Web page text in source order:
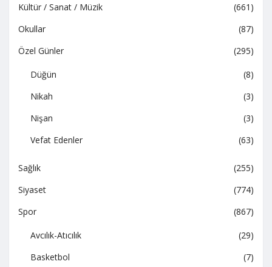
Kültür / Sanat / Müzik
(661)
Okullar
(87)
Özel Günler
(295)
Düğün
(8)
Nikah
(3)
Nişan
(3)
Vefat Edenler
(63)
Sağlık
(255)
Siyaset
(774)
Spor
(867)
Avcılık-Atıcılık
(29)
Basketbol
(7)